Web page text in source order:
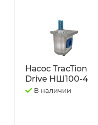
Насос TracTion
Drive НШ100-4
В наличии